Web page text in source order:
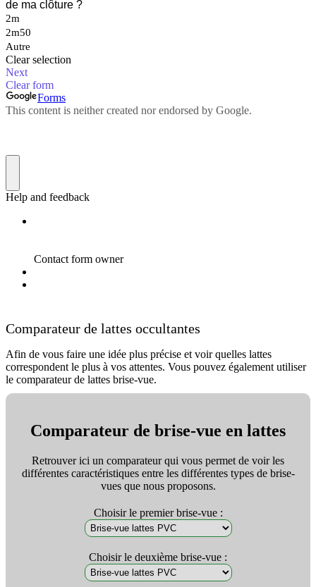
Comparateur de lattes occultantes
Afin de vous faire une idée plus précise et voir quelles lattes
correspondent le plus à vos attentes. Vous pouvez également utiliser
le comparateur de lattes brise-vue.
Comparateur de brise-vue en lattes
Retrouver ici un comparateur qui vous permet de voir les
différentes caractéristiques entre les différentes types de brise-
vues que nous proposons.
Choisir le premier brise-vue :
Choisir le deuxième brise-vue :